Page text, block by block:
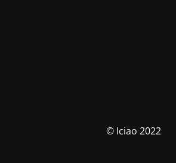
© Iciao 2022